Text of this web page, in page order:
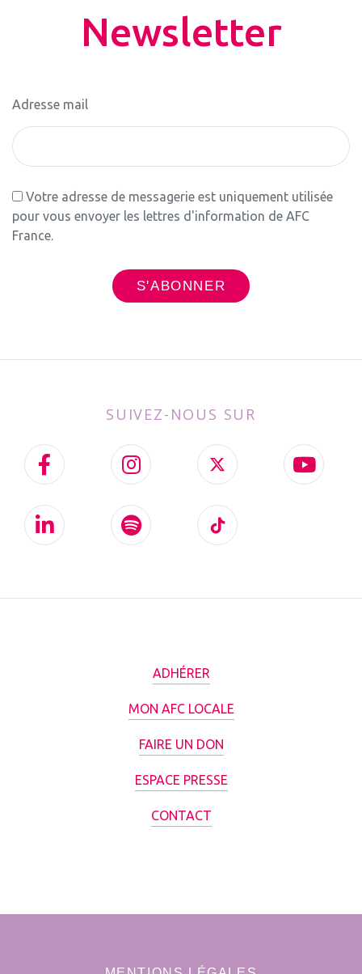
Newsletter
Adresse mail
Votre adresse de messagerie est uniquement utilisée
pour vous envoyer les lettres d'information de AFC
France.
SUIVEZ-NOUS SUR
ADHÉRER
MON AFC LOCALE
FAIRE UN DON
ESPACE PRESSE
CONTACT